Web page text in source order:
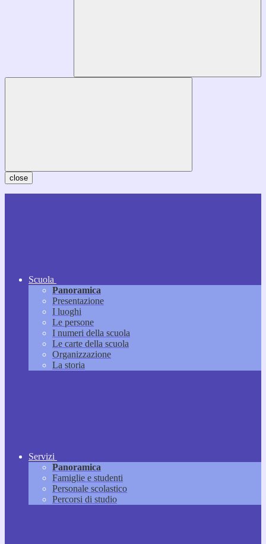
close
Scuola
Panoramica
Presentazione
I luoghi
Le persone
I numeri della scuola
Le carte della scuola
Organizzazione
La storia
Servizi
Panoramica
Famiglie e studenti
Personale scolastico
Percorsi di studio